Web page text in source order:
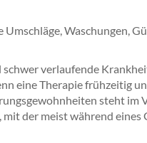
Waschungen,
verlaufende
eine Therapie frühzeitig
steht im
der meist während eines